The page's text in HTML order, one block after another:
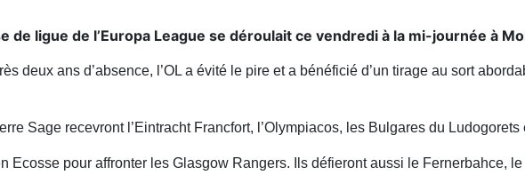
de ligue de l’Europa League se déroulait ce vendredi à la mi-journée à
deux ans d’absence, l’OL a évité le pire et a bénéficié d’un tirage au sort
Sage recevront l’Eintracht Francfort, l’Olympiacos, les Bulgares du Ludogorets
Ecosse pour affronter les Glasgow Rangers. Ils défieront aussi le Fernerbahce,